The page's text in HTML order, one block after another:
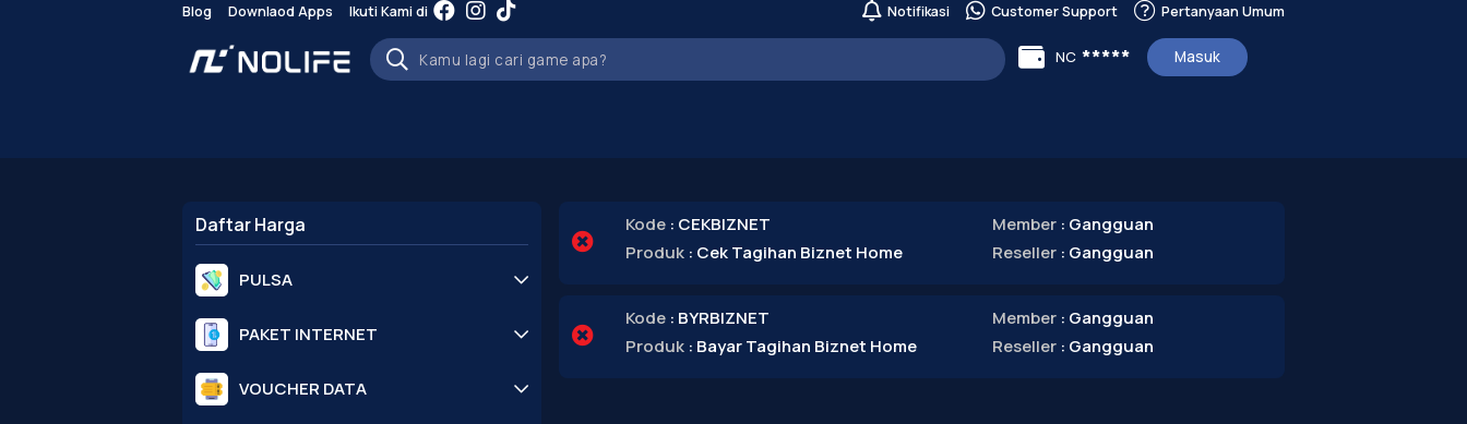
Blog Downlaod Apps Ikuti Kami di Notifikasi Customer Support Pertanyaan Umum
NC ***** Masuk
Daftar Harga
PULSA
PAKET INTERNET
VOUCHER DATA
Kode : CEKBIZNET
Produk : Cek Tagihan Biznet Home
Member : Gangguan
Reseller : Gangguan
Kode : BYRBIZNET
Produk : Bayar Tagihan Biznet Home
Member : Gangguan
Reseller : Gangguan